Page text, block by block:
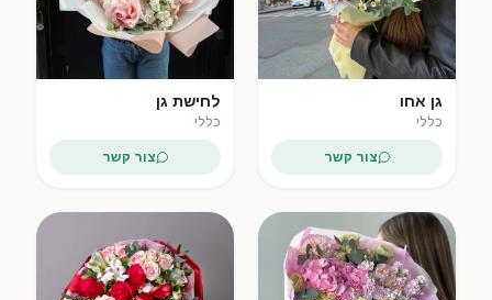
גן אחו
כללי
צור קשר
לחישת גן
כללי
צור קשר